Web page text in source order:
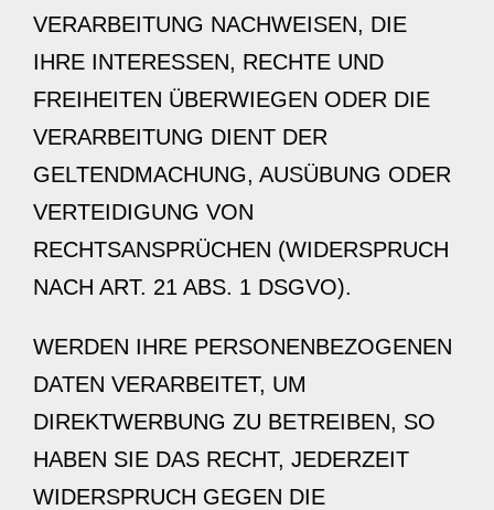
VERARBEITUNG NACHWEISEN, DIE
IHRE INTERESSEN, RECHTE UND
FREIHEITEN ÜBERWIEGEN ODER DIE
VERARBEITUNG DIENT DER
GELTENDMACHUNG, AUSÜBUNG ODER
VERTEIDIGUNG VON
RECHTSANSPRÜCHEN (WIDERSPRUCH
NACH ART. 21 ABS. 1 DSGVO).
WERDEN IHRE PERSONENBEZOGENEN
DATEN VERARBEITET, UM
DIREKTWERBUNG ZU BETREIBEN, SO
HABEN SIE DAS RECHT, JEDERZEIT
WIDERSPRUCH GEGEN DIE